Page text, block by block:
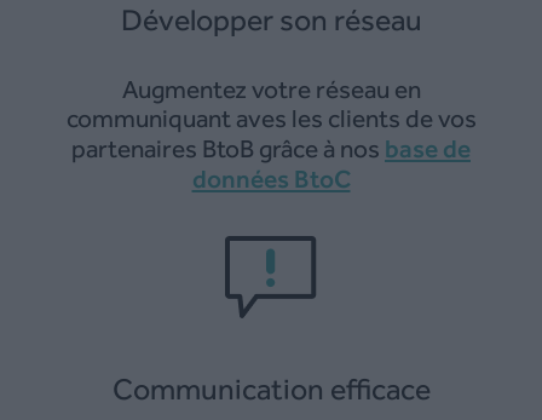
Développer son réseau
Augmentez votre réseau en
communiquant aves les clients de vos
partenaires BtoB grâce à nos base de
données BtoC
Communication efficace